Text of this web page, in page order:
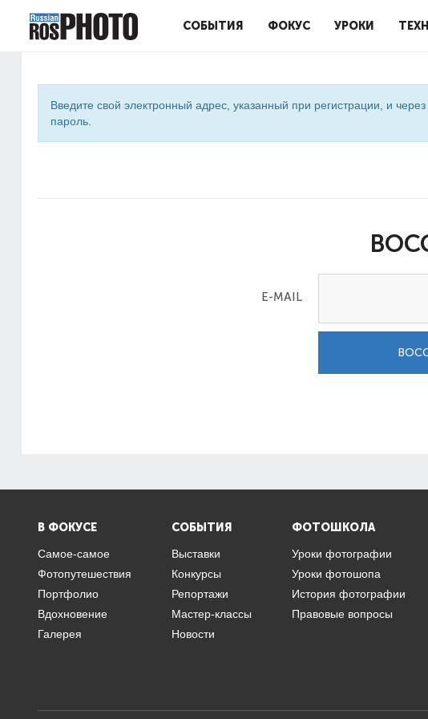
СОБЫТИЯ ФОКУС УРОКИ
Введите свой электронный адрес, указанный при регистрации, и
пароль.
E-MAIL
В ФОКУСЕ
Самое-самое
Фотопутешествия
Портфолио
Вдохновение
Галерея
СОБЫТИЯ
Выставки
Конкурсы
Репортажи
Мастер-классы
Новости
ФОТОШКОЛА
Уроки фотографии
Уроки фотошопа
История фотографии
Правовые вопросы